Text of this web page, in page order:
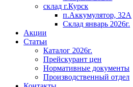
склад г.Курск
п.Аккумулятор, 32А
Склад январь 2026г.
Акции
Статьи
Каталог 2026г.
Прейскурант цен
Нормативные документы
Производственный отдел